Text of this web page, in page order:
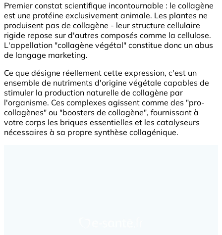
Premier constat scientifique incontournable : le collagène
est une protéine exclusivement animale. Les plantes ne
produisent pas de collagène - leur structure cellulaire
rigide repose sur d'autres composés comme la cellulose.
L'appellation "collagène végétal" constitue donc un abus
de langage marketing.
Ce que désigne réellement cette expression, c'est un
ensemble de nutriments d'origine végétale capables de
stimuler la production naturelle de collagène par
l'organisme. Ces complexes agissent comme des "pro-
collagènes" ou "boosters de collagène", fournissant à
votre corps les briques essentielles et les catalyseurs
nécessaires à sa propre synthèse collagénique.